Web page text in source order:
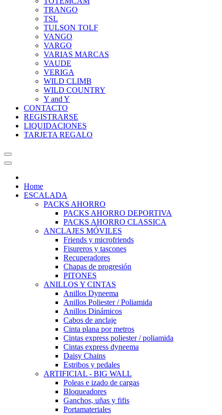
TRANGO
TSL
TULSON TOLF
VANGO
VARGO
VARIAS MARCAS
VAUDE
VERIGA
WILD CLIMB
WILD COUNTRY
Y and Y
CONTACTO
REGISTRARSE
LIQUIDACIONES
TARJETA REGALO
Home
ESCALADA
PACKS AHORRO
PACKS AHORRO DEPORTIVA
PACKS AHORRO CLASSICA
ANCLAJES MÓVILES
Friends y microfriends
Fisureros y tascones
Recuperadores
Chapas de progresión
PITONES
ANILLOS Y CINTAS
Anillos Dyneema
Anillos Poliester / Poliamida
Anillos Dinámicos
Cabos de anclaje
Cinta plana por metros
Cintas express poliester / poliamida
Cintas express dyneema
Daisy Chains
Estribos y pedales
ARTIFICIAL - BIG WALL
Poleas e izado de cargas
Bloqueadores
Ganchos, uñas y fifis
Portamateriales